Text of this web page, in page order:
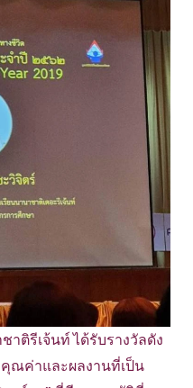
ติรีเจ้นท์ ได้รับรางวัลดัง
คุณค่าและผลงานที่เป็น